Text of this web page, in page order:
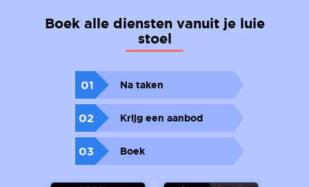
Boek alle diensten vanuit je luie
stoel
01 Na taken
02 Krijg een aanbod
03 Boek